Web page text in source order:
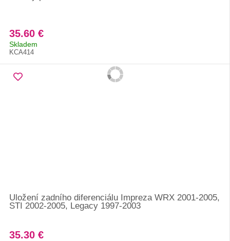
35.60 €
Skladem
KCA414
Uložení zadního diferenciálu Impreza WRX 2001-2005,
STI 2002-2005, Legacy 1997-2003
35.30 €